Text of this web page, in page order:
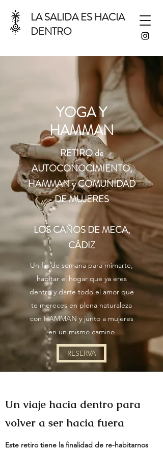
LA SALIDA ES HACIA
DENTRO
YOGA Y
HAMMAN
RETIRO de
AUTOCONOCIMIENTO,
HAMMAN y COMUNIDAD
DE MUJERES
LOS CAÑOS DE MECA,
CÁDIZ
Un fin de semana para mimarte,
habitar el hogar que ya eres
dentro y darte todo el amor que
te mereces en plena naturaleza
con HAMMAN y junto a mujeres
en un mismo camino
RESERVA
Un viaje hacia dentro para
volver a ser hacia fuera
Este retiro tiene la finalidad de re-habitarnos